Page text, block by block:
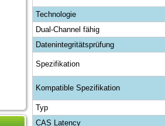
Technologie
Dual-Channel fähig
Datenintegritätsprüfung
Spezifikation
Kompatible Spezifikation
Typ
CAS Latency